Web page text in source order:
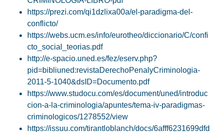
https://prezi.com/qi1dzlixa00a/el-paradigma-del-
conflicto/
https://webs.ucm.es/info/eurotheo/diccionario/C/confi
cto_social_teorias.pdf
http://e-spacio.uned.es/fez/eserv.php?
pid=bibliuned:revistaDerechoPenalyCriminologia-
2011-5-1040&dsID=Documento.pdf
https://www.studocu.com/es/document/uned/introduc
cion-a-la-criminologia/apuntes/tema-iv-paradigmas-
criminologicos/1278552/view
https://issuu.com/tirantloblanch/docs/6afff6231699dfd